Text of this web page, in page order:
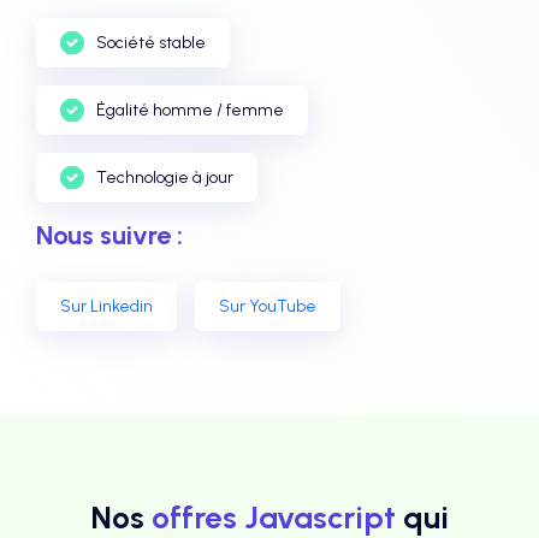
Société stable
Égalité homme / femme
Technologie à jour
Nous suivre :
Sur Linkedin Sur YouTube
Nos offres Javascript qui